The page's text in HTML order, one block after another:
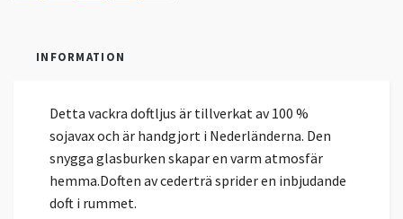
INFORMATION
Detta vackra doftljus är tillverkat av 100 %
sojavax och är handgjort i Nederländerna. Den
snygga glasburken skapar en varm atmosfär
hemma.Doften av cederträ sprider en inbjudande
doft i rummet.